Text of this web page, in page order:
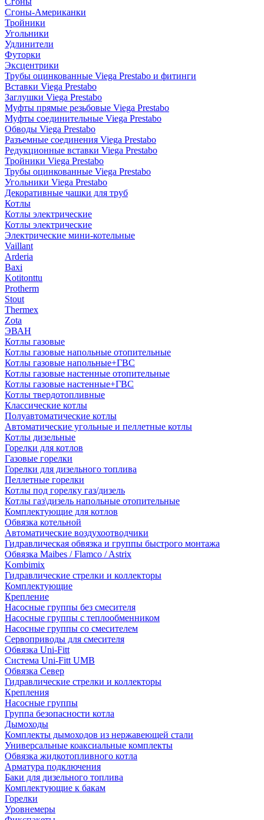
Сгоны-Американки
Тройники
Угольники
Удлинители
Футорки
Эксцентрики
Трубы оцинкованные Viega Prestabo и фитинги
Вставки Viega Prestabo
Заглушки Viega Prestabo
Муфты прямые резьбовые Viega Prestabo
Муфты соединительные Viega Prestabo
Обводы Viega Prestabo
Разъемные соединения Viega Prestabo
Редукционные вставки Viega Prestabo
Тройники Viega Prestabo
Трубы оцинкованные Viega Prestabo
Угольники Viega Prestabo
Декоративные чашки для труб
Котлы
Котлы электрические
Котлы электрические
Электрические мини-котельные
Vaillant
Arderia
Baxi
Kotitonttu
Protherm
Stout
Thermex
Zota
ЭВАН
Котлы газовые
Котлы газовые напольные отопительные
Котлы газовые напольные+ГВС
Котлы газовые настенные отопительные
Котлы газовые настенные+ГВС
Котлы твердотопливные
Классические котлы
Полуавтоматические котлы
Автоматические угольные и пеллетные котлы
Котлы дизельные
Горелки для котлов
Газовые горелки
Горелки для дизельного топлива
Пеллетные горелки
Котлы под горелку газ/дизель
Котлы газ\дизель напольные отопительные
Комплектующие для котлов
Обвязка котельной
Автоматические воздухоотводчики
Гидравлическая обвязка и группы быстрого монтажа
Обвязка Maibes / Flamco / Astrix
Kombimix
Гидравлические стрелки и коллекторы
Комплектующие
Крепление
Насосные группы без смесителя
Насосные группы с теплообменником
Насосные группы со смесителем
Сервоприводы для смесителя
Обвязка Uni-Fitt
Система Uni-Fitt UMB
Обвязка Север
Гидравлические стрелки и коллекторы
Крепления
Насосные группы
Группа безопасности котла
Дымоходы
Комплекты дымоходов из нержавеющей стали
Универсальные коаксиальные комплекты
Обвязка жидкотопливного котла
Арматура подключения
Баки для дизельного топлива
Комплектующие к бакам
Горелки
Уровнемеры